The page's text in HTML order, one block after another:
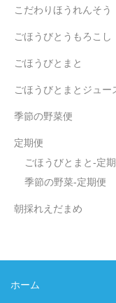
こだわりほうれんそう
ごほうびとうもろこし
ごほうびとまと
ごほうびとまとジュー
季節の野菜便
定期便
ごほうびとまと-定
季節の野菜-定期便
朝採れえだまめ
ホーム